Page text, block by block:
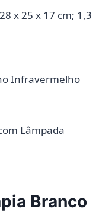
: ‎ Aparelho Infravermelho
Lâmpada
Branco